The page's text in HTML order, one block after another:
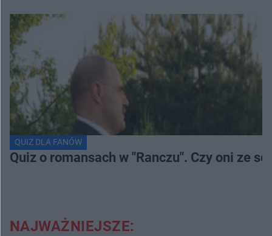
QUIZ DLA FANÓW
Quiz o romansach w "Ranczu". Czy oni ze
NAJWAŻNIEJSZE: